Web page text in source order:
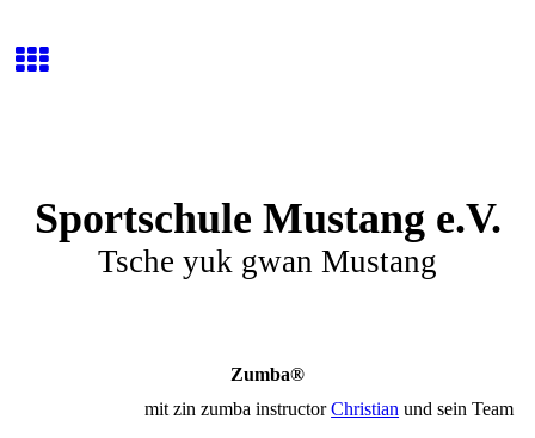
Sportschule Mustang e.V.
Tsche yuk gwan Mustang
Zumba®
mit zin zumba instructorChristian und sein Team